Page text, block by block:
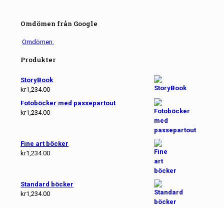
Omdömen från Google
Omdömen.
Produkter
StoryBook
kr1,234.00
Fotoböcker med passepartout
kr1,234.00
Fine art böcker
kr1,234.00
Standard böcker
kr1,234.00